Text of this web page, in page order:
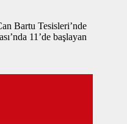
Bartu Tesisleri’nde
11’de başlayan